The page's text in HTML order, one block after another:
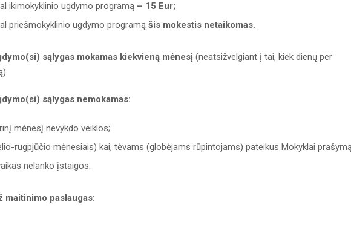
ikimokyklinio ugdymo programą – 15 Eur;
priešmokyklinio ugdymo programą šis mokestis netaikomas.
sąlygas mokamas kiekvieną mėnesį (neatsižvelgiant į tai, kiek dienų per
sąlygas nemokamas:
mėnesį nevykdo veiklos;
rugpjūčio mėnesiais) kai, tėvams (globėjams rūpintojams) pateikus Mokyklai
nelanko įstaigos.
maitinimo paslaugas: